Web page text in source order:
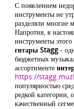
С появлением
инструменты не
разделяли многие
Напротив, в
инструменты
гитары Stagg -
бюджетных
ассортименте
https://
популярностью
редкой
качественный